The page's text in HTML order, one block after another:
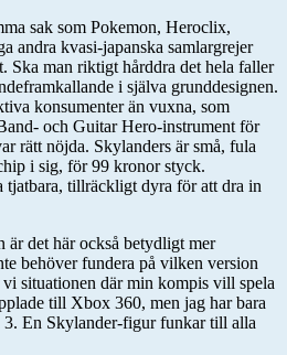
sak som Pokemon, Heroclix,
andra kvasi-japanska samlargrejer
Ska man riktigt hårddra det hela faller
i själva grunddesignen.
konsumenter än vuxna, som
och Guitar Hero-instrument för
rätt nöjda. Skylanders är små, fula
i sig, för 99 kronor styck.
tillräckligt dyra för att dra in
det här också betydligt mer
behöver fundera på vilken version
situationen där min kompis vill spela
till Xbox 360, men jag har bara
En Skylander-figur funkar till alla